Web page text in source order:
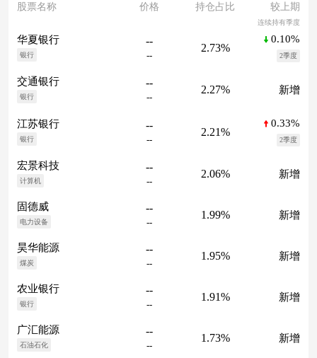
股票名称
价格 持仓占比 较上期
连续持有季度
华夏银行
银行
--
--
2.73%
0.10%
2季度
交通银行
银行
--
--
2.27% 新增
江苏银行
银行
--
--
2.21%
0.33%
2季度
宏景科技
计算机
--
--
2.06% 新增
固德威
电力设备
--
--
1.99% 新增
昊华能源
煤炭
--
--
1.95% 新增
农业银行
银行
--
--
1.91% 新增
广汇能源
石油石化
--
--
1.73% 新增